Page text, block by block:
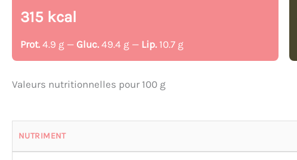
315 kcal
Prot. 4.9 g — Gluc. 49.4 g — Lip. 10.7 g
Valeurs nutritionnelles pour 100 g
NUTRIMENT